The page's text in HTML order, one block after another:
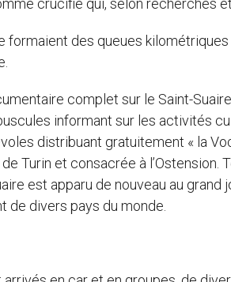
crucifié qui, selon recherches
formaient des queues
complet sur le Saint-
informant sur les activités
distribuant gratuitement « la
Turin et consacrée à
est apparu de nouveau au
de divers pays du monde.